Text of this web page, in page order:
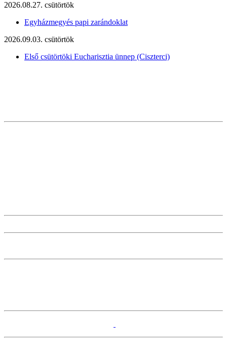
2026.08.27. csütörtök
Egyházmegyés papi zarándoklat
2026.09.03. csütörtök
Első csütörtöki Eucharisztia ünnep (Ciszterci)